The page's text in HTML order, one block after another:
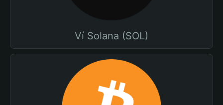
Ví Solana (SOL)